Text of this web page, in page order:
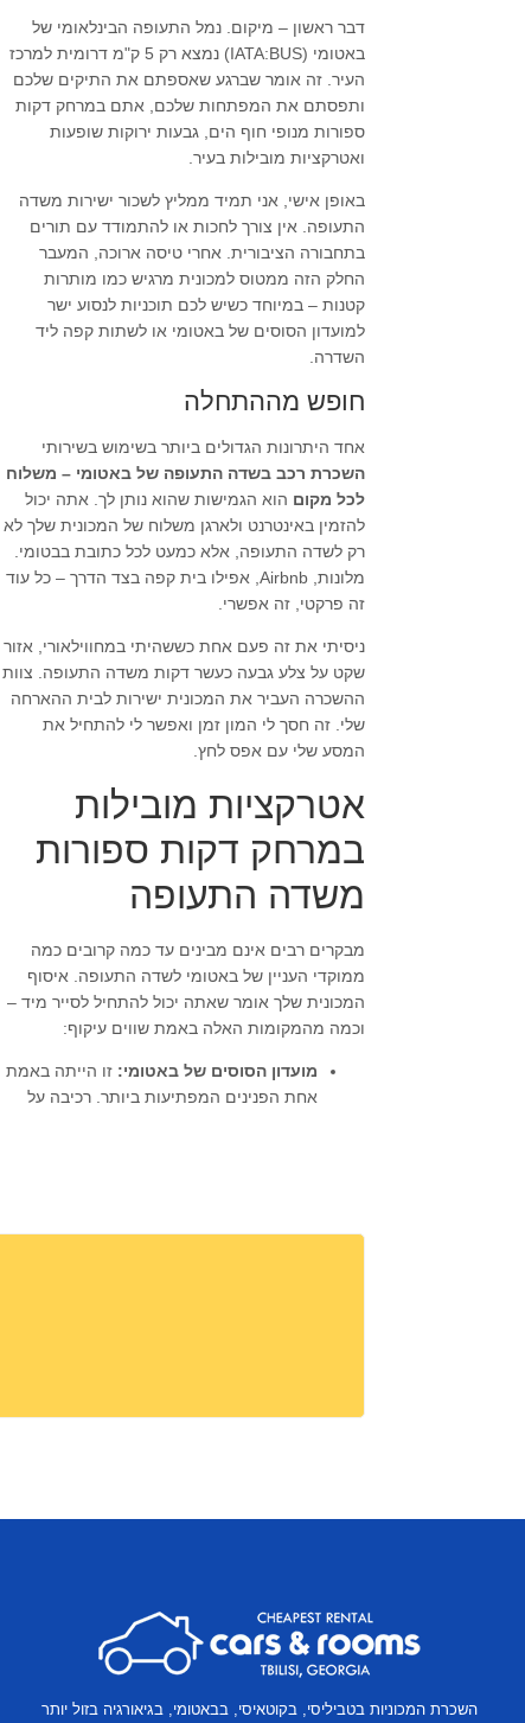
דבר ראשון – מיקום. נמל התעופה הבינלאומי של
באטומי (IATA:BUS) נמצא רק 5 ק"מ דרומית למרכז
העיר. זה אומר שברגע שאספתם את התיקים שלכם
ותפסתם את המפתחות שלכם, אתם במרחק דקות
ספורות מנופי חוף הים, גבעות ירוקות שופעות
ואטרקציות מובילות בעיר.
באופן אישי, אני תמיד ממליץ לשכור ישירות משדה
התעופה. אין צורך לחכות או להתמודד עם תורים
בתחבורה הציבורית. אחרי טיסה ארוכה, המעבר
החלק הזה ממטוס למכונית מרגיש כמו מותרות
קטנות – במיוחד כשיש לכם תוכניות לנסוע ישר
למועדון הסוסים של באטומי או לשתות קפה ליד
השדרה.
חופש מההתחלה
אחד היתרונות הגדולים ביותר בשימוש בשירותי
השכרת רכב בשדה התעופה של באטומי – משלוח
לכל מקום הוא הגמישות שהוא נותן לך. אתה יכול
להזמין באינטרנט ולארגן משלוח של המכונית שלך לא
רק לשדה התעופה, אלא כמעט לכל כתובת בבטומי.
מלונות, Airbnb, אפילו בית קפה בצד הדרך – כל עוד
זה פרקטי, זה אפשרי.
ניסיתי את זה פעם אחת כששהיתי במחווילאורי, אזור
שקט על צלע גבעה כעשר דקות משדה התעופה. צוות
ההשכרה העביר את המכונית ישירות לבית ההארחה
שלי. זה חסך לי המון זמן ואפשר לי להתחיל את
המסע שלי עם אפס לחץ.
אטרקציות מובילות
במרחק דקות ספורות
משדה התעופה
מבקרים רבים אינם מבינים עד כמה קרובים כמה
ממוקדי העניין של באטומי לשדה התעופה. איסוף
המכונית שלך אומר שאתה יכול להתחיל לסייר מיד –
וכמה מהמקומות האלה באמת שווים עיקוף:
מועדון הסוסים של באטומי: זו הייתה באמת
אחת הפנינים המפתיעות ביותר. רכיבה על
נוספים
השכרת המכוניות בטביליסי, בקוטאיסי, בבאטומי, בגיאורגיה בזול יותר